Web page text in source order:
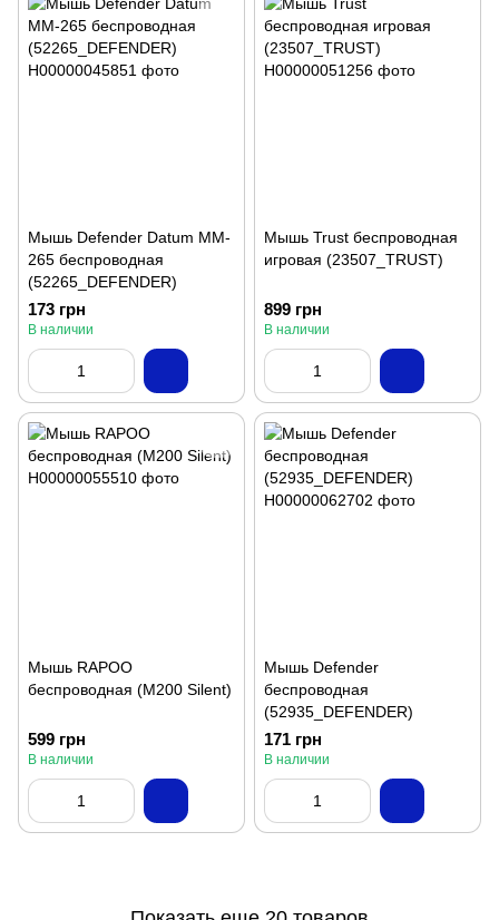
Мышь Defender Datum MM-
265 беспроводная
(52265_DEFENDER)
173 грн
В наличии
Мышь Trust беспроводная
игровая (23507_TRUST)
899 грн
В наличии
Мышь RAPOO
беспроводная (M200 Silent)
599 грн
В наличии
Мышь Defender
беспроводная
(52935_DEFENDER)
171 грн
В наличии